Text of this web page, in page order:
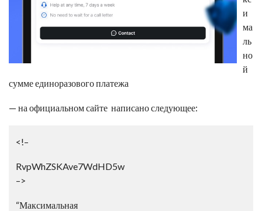
и
ма
ль
но
й
сумме единоразового платежа
— на официальном сайте написано следующее:
<!–
RvpWhZSKAve7WdHD5w
–>
“Максимальная